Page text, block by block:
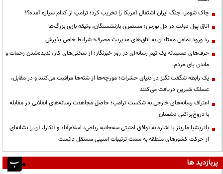
چاک شومر: جنگ ایران اشتغال آمریکا را تخریب کرد؛ ترامپ از کدام سیاره آمده؟!
اتاق پول دولت در دل بورس؛ مستمری بازنشستگان، وثیقه بازی بزرگ‌ها
رد ورود تمامی معتادان به اتاق‌های مدیریت مصرف؛ شرایط خاص پذیرش
حرف‌های صمیمانه یک تیم رسانه‌ای در روز خبرنگار؛ از سختی‌های کار، ندیده‌شدن زحمات و
ماندن پای مردم
یک رابطه شگفت‌انگیز در دنیای حشرات؛ مورچه‌ها از شته‌ها مراقبت می‌کنند و در مقابل،
عسلک شیرین دریافت می‌کنند
اعتراف رسانه‌های خارجی به شکست ترامپ؛ حاصل مجاهدت رسانه‌های انقلابی در مقابله
با دروغ‌پراکنی دشمنان
پاتریشیا مارینز با اشاره به توافق امنیتی سه‌جانبه ریاض، اسلام‌آباد و آنکارا، آن را نشانه‌ای
از حرکت کشورهای منطقه به سمت ترتیبات امنیتی مستقل دانست
پربازدید ها